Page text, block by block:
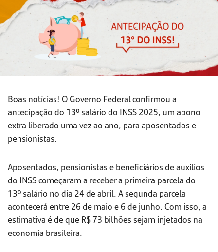
Boas notícias! O Governo Federal confirmou a
antecipação do 13º salário do INSS 2025, um abono
extra liberado uma vez ao ano, para aposentados e
pensionistas.
Aposentados, pensionistas e beneficiários de auxílios
do INSS começaram a receber a primeira parcela do
13º salário no dia 24 de abril. A segunda parcela
acontecerá entre 26 de maio e 6 de junho. Com isso, a
estimativa é de que R$ 73 bilhões sejam injetados na
economia brasileira.